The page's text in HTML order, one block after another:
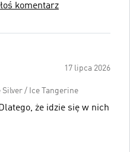
komentarz
17 lipca 2026
Silver / Ice Tangerine